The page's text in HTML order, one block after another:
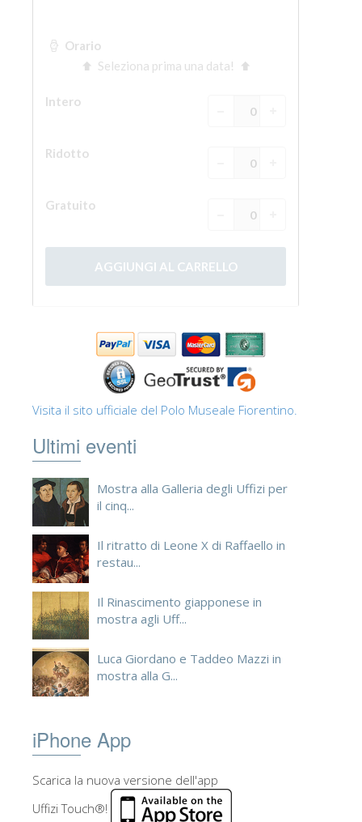
Visita il sito ufficiale del Polo Museale Fiorentino.
Ultimi eventi
Mostra alla Galleria degli Uffizi per
il cinq...
Il ritratto di Leone X di Raffaello in
restau...
Il Rinascimento giapponese in
mostra agli Uff...
Luca Giordano e Taddeo Mazzi in
mostra alla G...
iPhone App
Scarica la nuova versione dell'app
Uffizi Touch®!